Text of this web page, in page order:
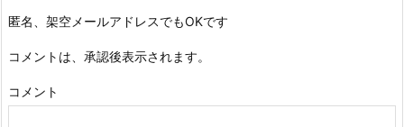
匿名、架空メールアドレスでもOKです
コメントは、承認後表示されます。
コメント